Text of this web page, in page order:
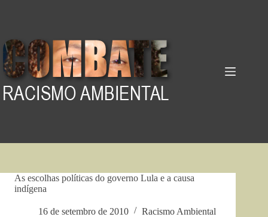
As escolhas políticas do governo Lula e a causa
indígena
16 de setembro de 2010 Racismo Ambiental